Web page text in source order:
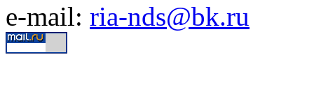
e-mail: ria-nds@bk.ru